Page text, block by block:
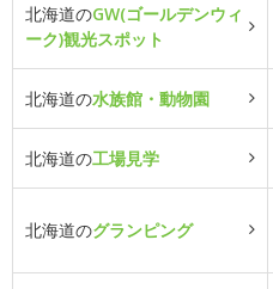
北海道のGW(ゴールデンウィ
ーク)観光スポット
北海道の水族館・動物園
北海道の工場見学
北海道のグランピング